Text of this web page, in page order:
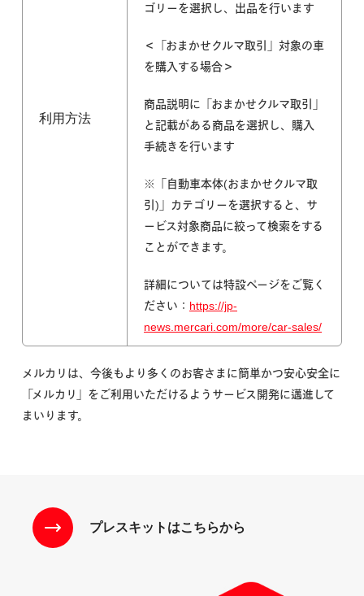
利用方法
ゴリーを選択し、出品を行います
＜「おまかせクルマ取引」対象の車
を購入する場合＞
商品説明に「おまかせクルマ取引」
と記載がある商品を選択し、購入
手続きを行います
※「自動車本体(おまかせクルマ取
引)」カテゴリーを選択すると、サ
ービス対象商品に絞って検索をする
ことができます。
詳細については特設ページをご覧く
ださい： https://jp-
news.mercari.com/more/car-sales/
メルカリは、今後もより多くのお客さまに簡単かつ安心安全に
「メルカリ」をご利用いただけるようサービス開発に邁進して
まいります。
プレスキットはこちらから